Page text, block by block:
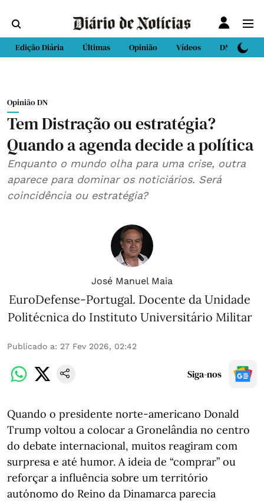
Edição Diária Últimas Opinião Vídeos DN Sport
Opinião DN
Tem Distração ou estratégia?
Quando a agenda decide a política
Enquanto o mundo olha para uma crise, outra
aparece para dominar os noticiários. Será
coincidência ou estratégia?
José Manuel Maia
EuroDefense-Portugal. Docente da Unidade
Politécnica do Instituto Universitário Militar
Publicado a: 27 Fev 2026, 02:42
Siga-nos
Quando o presidente norte-americano Donald
Trump voltou a colocar a Gronelândia no centro
do debate internacional, muitos reagiram com
surpresa e até humor. A ideia de “comprar” ou
reforçar a influência sobre um território
autónomo do Reino da Dinamarca parecia